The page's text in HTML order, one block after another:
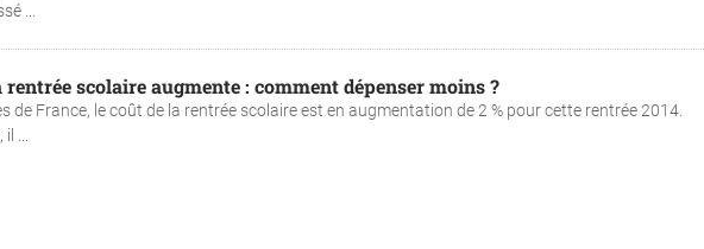
...
rentrée scolaire augmente : comment dépenser moins ?
de France, le coût de la rentrée scolaire est en augmentation de 2 % pour cette rentrée 2014.
...